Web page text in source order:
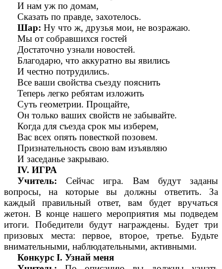
И нам уж по домам,
Сказать по правде, захотелось.
Шар: Ну что ж, друзья мои, не возражаю.
Мы от собравшихся гостей
Достаточно узнали новостей.
Благодарю, что аккуратно вы явились
И честно потрудились.
Все ваши свойства съезду пояснить
Теперь легко ребятам изложить
Суть геометрии. Прощайте,
Он только ваших свойств не забывайте.
Когда для съезда срок мы изберем,
Вас всех опять повесткой позовем.
Признательность свою вам изъявляю
И заседанье закрываю.
IV. ИГРА
Учитель:Сейчас игра. Вам будут заданы
вопросы, на которые вы должны ответить. За
каждый правильный ответ, вам будет вручаться
жетон. В конце нашего мероприятия мы подведем
итоги. Победители будут награждены. Будет три
призовых места: первое, второе, третье. Будьте
внимательными, наблюдательными, активными.
Конкурс I. Узнай меня